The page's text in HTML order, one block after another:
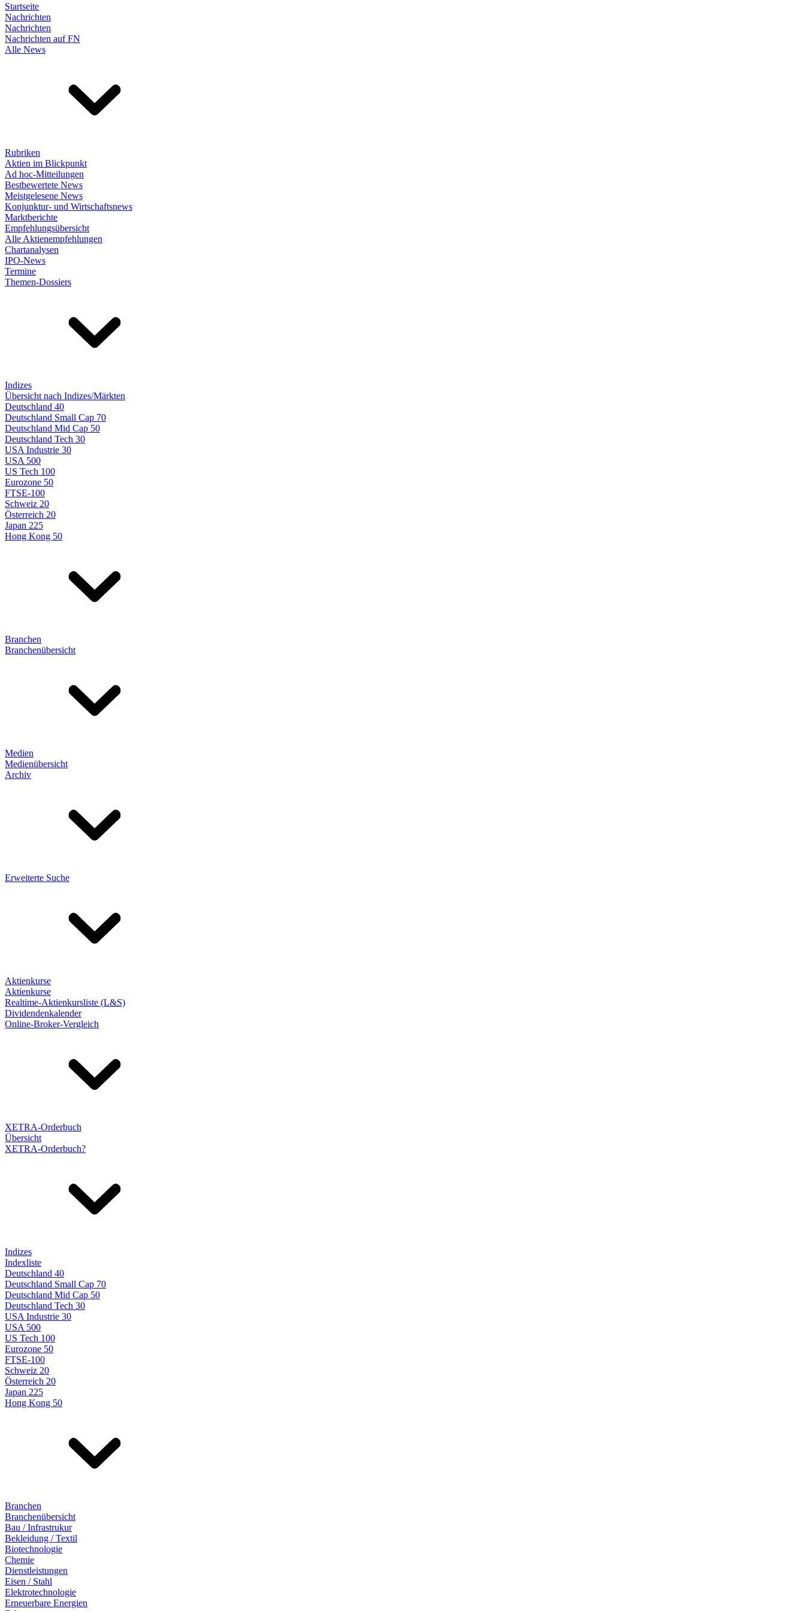
Startseite
Nachrichten
Nachrichten
Nachrichten auf FN
Alle News
Rubriken
Aktien im Blickpunkt
Ad hoc-Mitteilungen
Bestbewertete News
Meistgelesene News
Konjunktur- und Wirtschaftsnews
Marktberichte
Empfehlungsübersicht
Alle Aktienempfehlungen
Chartanalysen
IPO-News
Termine
Themen-Dossiers
Indizes
Übersicht nach Indizes/Märkten
Deutschland 40
Deutschland Small Cap 70
Deutschland Mid Cap 50
Deutschland Tech 30
USA Industrie 30
USA 500
US Tech 100
Eurozone 50
FTSE-100
Schweiz 20
Österreich 20
Japan 225
Hong Kong 50
Branchen
Branchenübersicht
Medien
Medienübersicht
Archiv
Erweiterte Suche
Aktienkurse
Aktienkurse
Realtime-Aktienkursliste (L&S)
Dividendenkalender
Online-Broker-Vergleich
XETRA-Orderbuch
Übersicht
XETRA-Orderbuch?
Indizes
Indexliste
Deutschland 40
Deutschland Small Cap 70
Deutschland Mid Cap 50
Deutschland Tech 30
USA Industrie 30
USA 500
US Tech 100
Eurozone 50
FTSE-100
Schweiz 20
Österreich 20
Japan 225
Hong Kong 50
Branchen
Branchenübersicht
Bau / Infrastrukur
Bekleidung / Textil
Biotechnologie
Chemie
Dienstleistungen
Eisen / Stahl
Elektrotechnologie
Erneuerbare Energien